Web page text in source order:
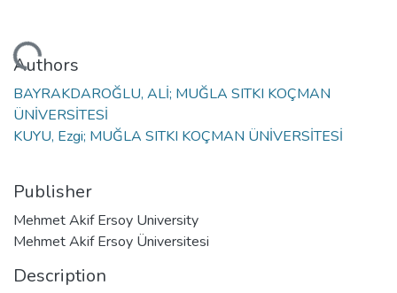
Authors
BAYRAKDAROĞLU, ALİ; MUĞLA SITKI KOÇMAN
ÜNİVERSİTESİ
KUYU, Ezgi; MUĞLA SITKI KOÇMAN ÜNİVERSİTESİ
Publisher
Mehmet Akif Ersoy University
Mehmet Akif Ersoy Üniversitesi
Description